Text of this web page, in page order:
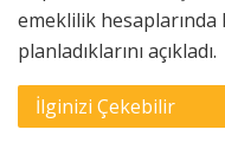
emeklilik
planladıklarını açıkladı.
İlginizi Çekebilir